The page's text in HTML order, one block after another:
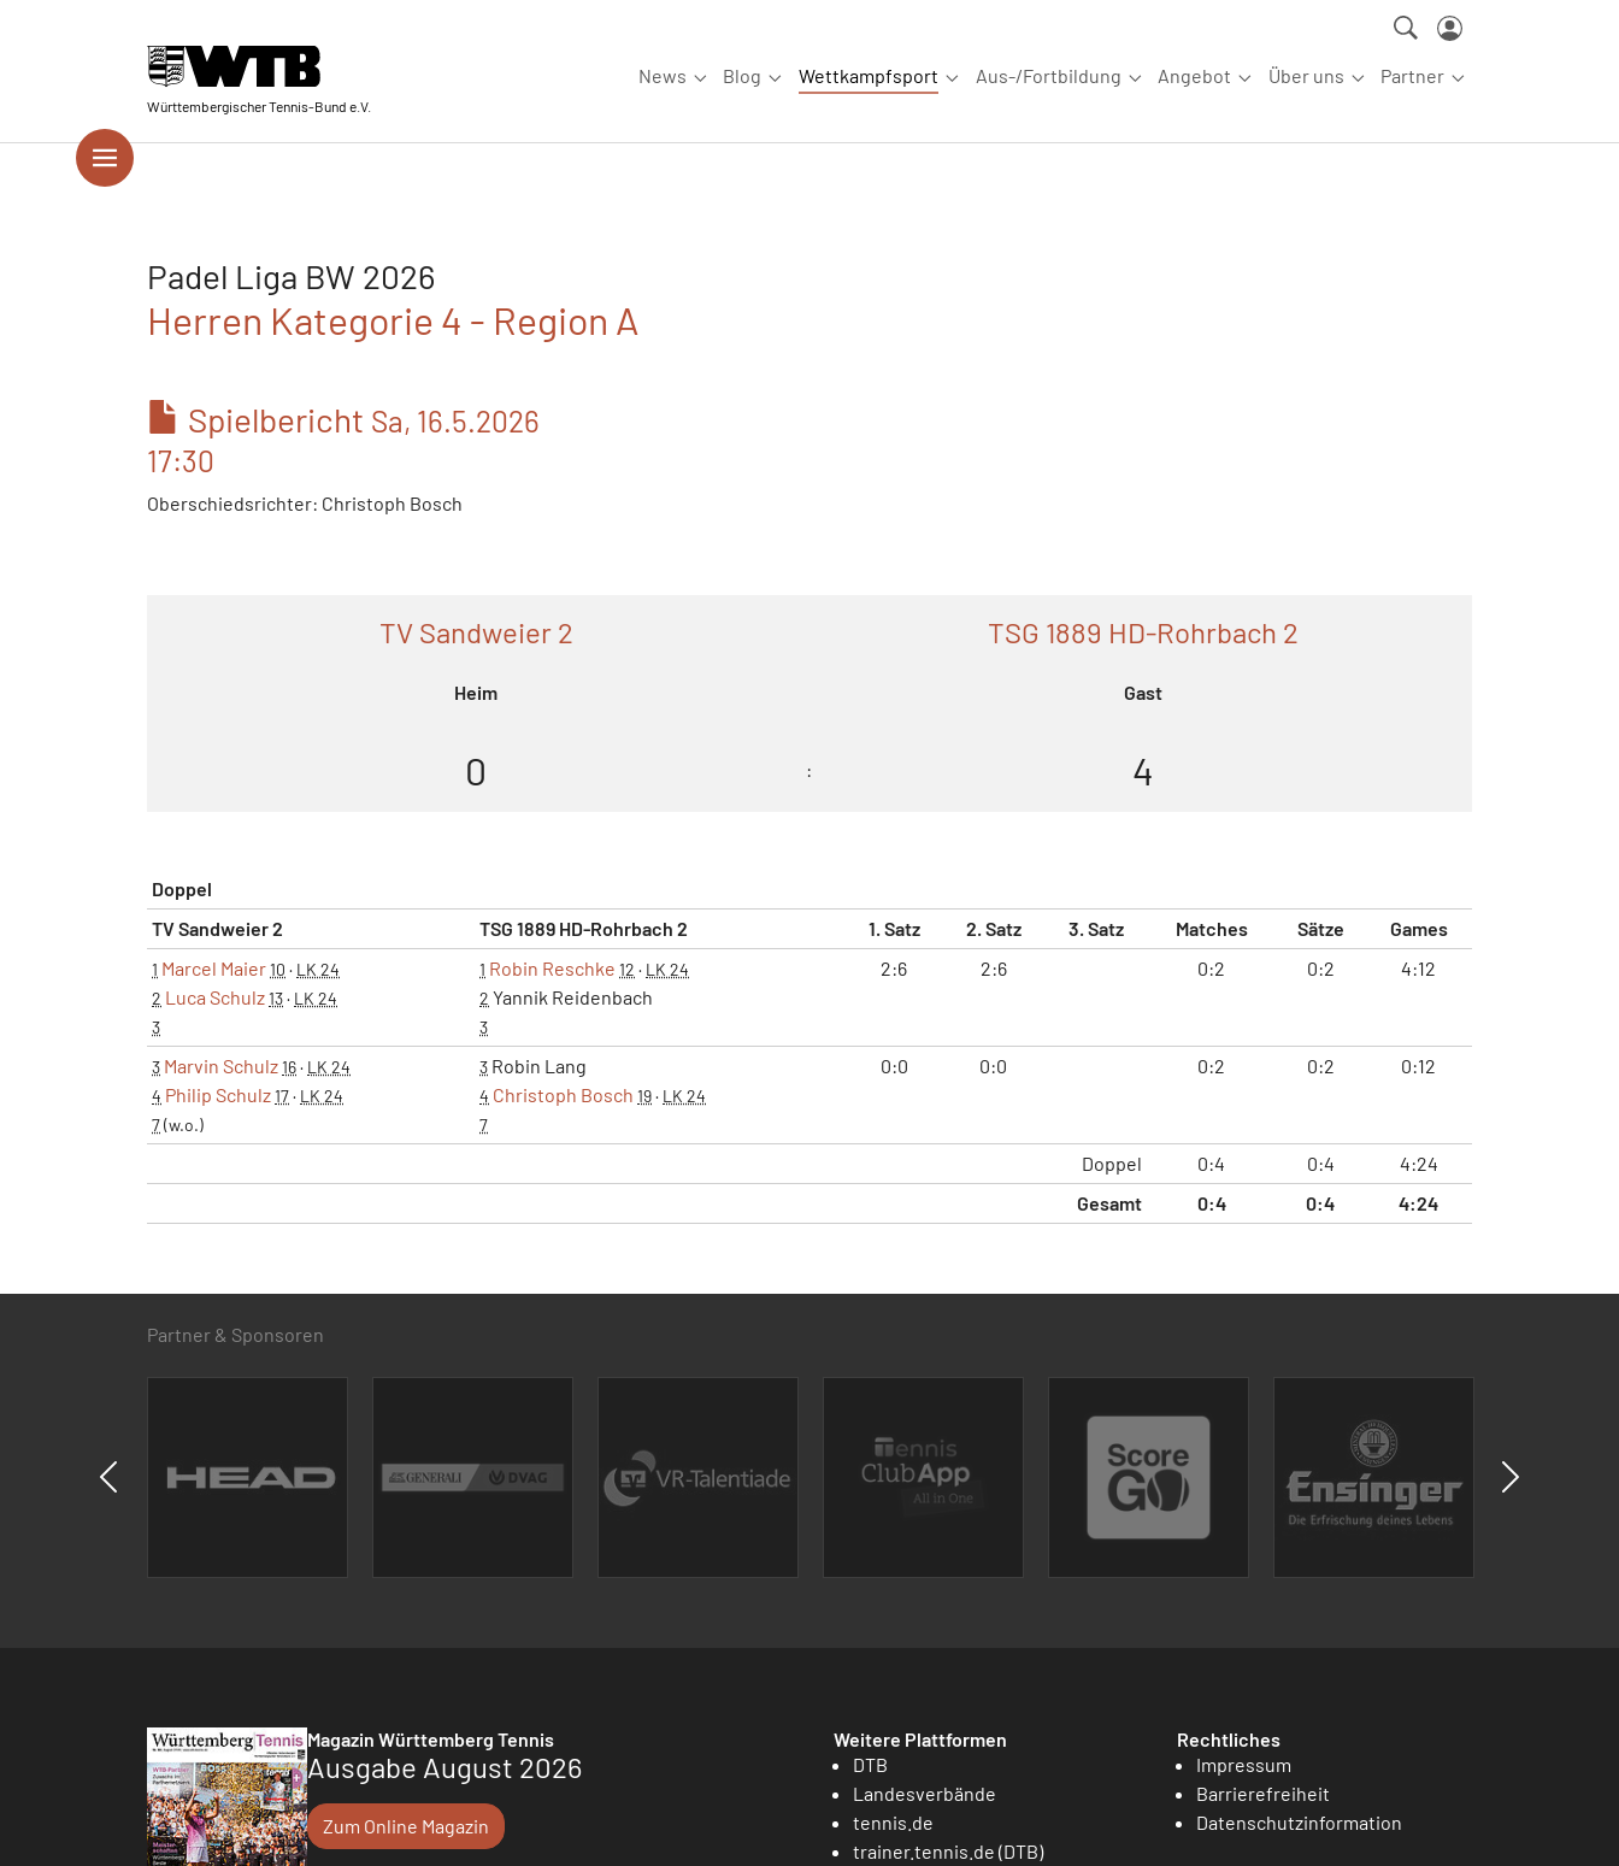
Württembergischer Tennis-Bund e.V.
News
Submenu for "News"
Blog
Submenu for "Blog"
Wettkampfsport
Submenu for "Wettkampfsport"
Aus-/Fortbildung
Submenu for "Aus-/Fortbildung"
Angebot
Submenu for "Angebot"
Über uns
Submenu for "Über uns"
Partner
Submenu for
Padel Liga BW 2026
Herren Kategorie 4 - Region A
Spielbericht Sa, 16.5.2026
17:30
Oberschiedsrichter: Christoph Bosch
TV Sandweier 2
Heim
TSG 1889 HD-Rohrbach 2
Gast
0 : 4
Doppel
TV Sandweier 2
TSG 1889 HD-Rohrbach 2 1. Satz 2. Satz 3. Satz Matches Sätze Games
1 Marcel Maier10 · LK 24
2 Luca Schulz13· LK 24
3
1 Robin Reschke 12 · LK 24
2 Yannik Reidenbach
3
2:6 2:6 0:2 0:2 4:12
3 Marvin Schulz16· LK 24
4 Philip Schulz17· LK 24
7(w.o.)
3 Robin Lang
4 Christoph Bosch 19· LK 24
7
0:0 0:0 0:2 0:2 0:12
Doppel 0:4 0:4
4:24
Gesamt
0:4 0:4 4:24
Partner & Sponsoren
Magazin Württemberg Tennis
Ausgabe August 2026
Zum Online Magazin
Weitere Plattformen
DTB
Landesverbände
tennis.de
trainer.tennis.de (DTB)
Rechtliches
Impressum
Barrierefreiheit
Datenschutzinformation